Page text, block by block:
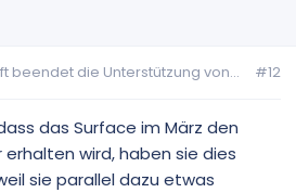
beendet die Unterstützung von... #12
das Surface im März den
erhalten wird, haben sie dies
sie parallel dazu etwas